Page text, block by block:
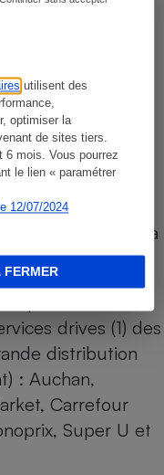
utilisent des
optimiser la
de sites tiers.
6 mois. Vous pourrez
le lien « paramétrer
12/07/2024
FERMER
géolocalisés
sur l’ensemble
produits de
sont comparés à
produits sont
drives (1) des
distribution
: Auchan,
Carrefour
Super U et